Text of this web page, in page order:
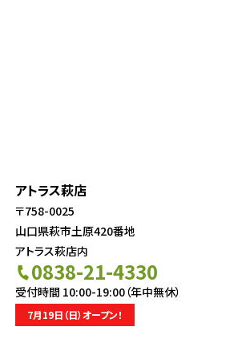
アトラス萩店
〒758-0025
山口県萩市土原420番地
アトラス萩店内
0838-21-4330
受付時間 10:00-19:00（年中無休）
7月19日（日）オープン！